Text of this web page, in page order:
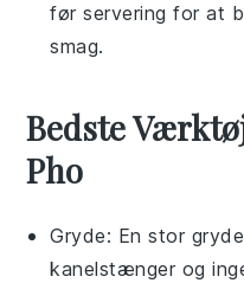
før servering for at
smag.
Bedste
Pho
Gryde: En stor
kanelstænger og